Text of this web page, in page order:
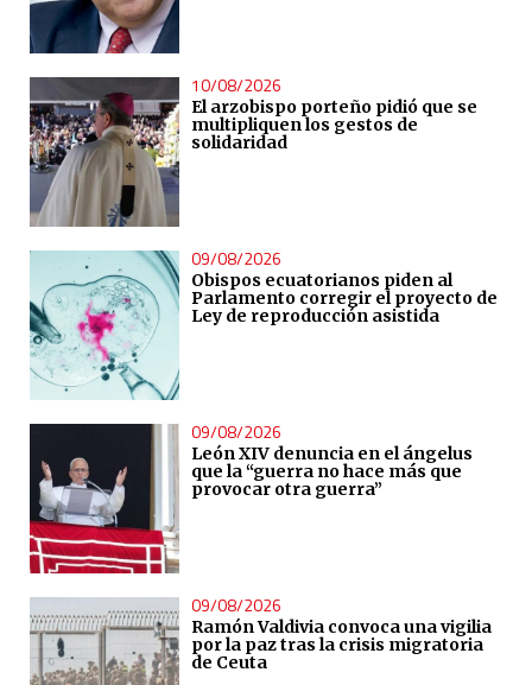
10/08/2026
El arzobispo porteño pidió que se
multipliquen los gestos de
solidaridad
09/08/2026
Obispos ecuatorianos piden al
Parlamento corregir el proyecto de
Ley de reproducción asistida
09/08/2026
León XIV denuncia en el ángelus
que la “guerra no hace más que
provocar otra guerra”
09/08/2026
Ramón Valdivia convoca una vigilia
por la paz tras la crisis migratoria
de Ceuta